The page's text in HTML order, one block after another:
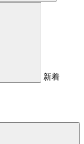
新着